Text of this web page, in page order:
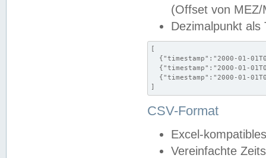
(Offset von MEZ/
Dezimalpunkt als
[
{"timestamp":"2000-01-
{"timestamp":"2000-01-
{"timestamp":"2000-01-
]
CSV-Format
Excel-
Vereinfachte